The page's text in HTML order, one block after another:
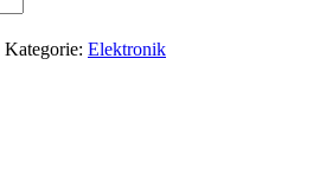
Kategorie: Elektronik